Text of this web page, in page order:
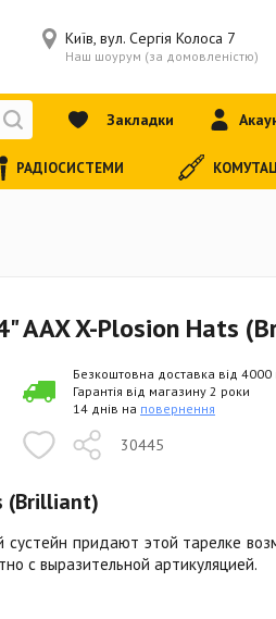
AAX X-Plosion Hats
30445
Безкоштовна доставка від 4000
Гарантія від магазину 2 роки
14 днів на повернення
(Brilliant)
сустейн придают этой тарелке
с выразительной артикуляцией.
Київ, вул. Сергія Колоса 7
Наш шоурум (за домовленістю)
Закладки
РАДІОСИСТЕМИ